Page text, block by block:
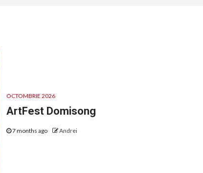
OCTOMBRIE 2026
ArtFest Domisong
7 months ago Andrei